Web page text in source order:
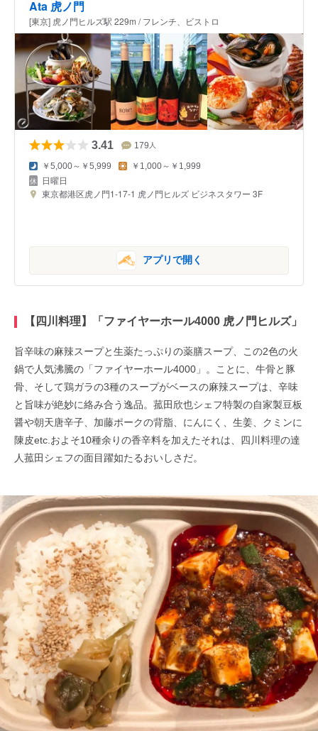
Ata 虎ノ門
[東京] 虎ノ門ヒルズ駅 229m / フレンチ、ビストロ
3.41 179 人
￥5,000～￥5,999 ￥1,000～￥1,999
日曜日
東京都港区虎ノ門1-17-1 虎ノ門ヒルズ ビジネスタワー 3F
アプリで開く
【四川料理】「ファイヤーホール4000 虎ノ門ヒルズ」
旨辛味の麻辣スープと生薬たっぷりの薬膳スープ、この2色の火
鍋で人気沸騰の「ファイヤーホール4000」。ことに、牛骨と豚
骨、そして鶏ガラの3種のスープがベースの麻辣スープは、辛味
と旨味が絶妙に絡み合う逸品。菰田欣也シェフ特製の自家製豆板
醤や朝天唐辛子、加藤ポークの背脂、にんにく、生姜、クミンに
陳皮etc.およそ10種余りの香辛料を加えたそれは、四川料理の達
人菰田シェフの面目躍如たるおいしさだ。